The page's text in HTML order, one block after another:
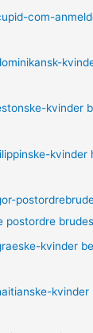
com-
kvinder
kvinder
postordre
kvinder
kvinder